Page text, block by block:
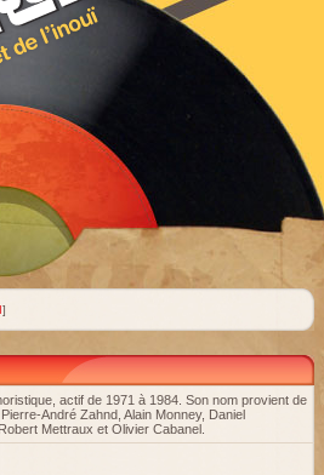
]
actif de 1971 à 1984. Son nom provient de
André Zahnd, Alain Monney, Daniel
Mettraux et Olivier Cabanel.